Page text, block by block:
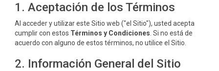
1. Aceptación de los Términos
Al acceder y utilizar este Sitio web ("el Sitio"), usted acepta
cumplir con estos Términos y Condiciones . Si no está de
acuerdo con alguno de estos términos, no utilice el Sitio.
2. Información General del Sitio